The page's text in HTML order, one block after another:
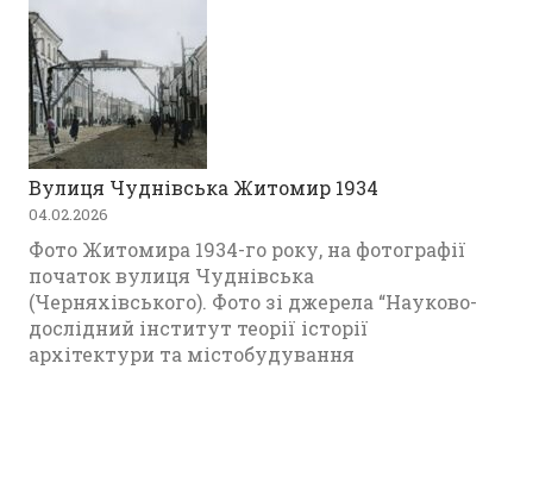
Вулиця Чуднівська Житомир 1934
04.02.2026
Фото Житомира 1934-го року, на фотографії
початок вулиця Чуднівська
(Черняхівського). Фото зі джерела “Науково-
дослідний інститут теорії історії
архітектури та містобудування